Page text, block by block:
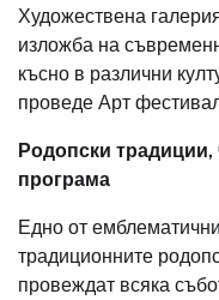
Художествена
изложба на
късно в различни
проведе Арт
Родопски
програма
Едно от
традиционните
провеждат всяка